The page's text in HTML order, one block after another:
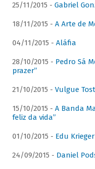
25/11/2015 - Gabriel
18/11/2015 - A Arte de
04/11/2015 - Aláfia
28/10/2015 - Pedro Sá
prazer”
21/10/2015 - Vulgue
15/10/2015 - A Banda
feliz da vida”
01/10/2015 - Edu
24/09/2015 - Daniel